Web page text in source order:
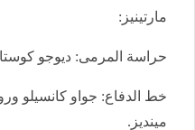
مارتينيز:
حراسة المرمى: ديوجو
خط الدفاع: جواو كانسيلو
مينديز.